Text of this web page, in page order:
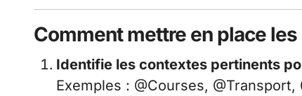
Comment mettre en place
Identifie les contextes pertinents
Exemples : @Courses,